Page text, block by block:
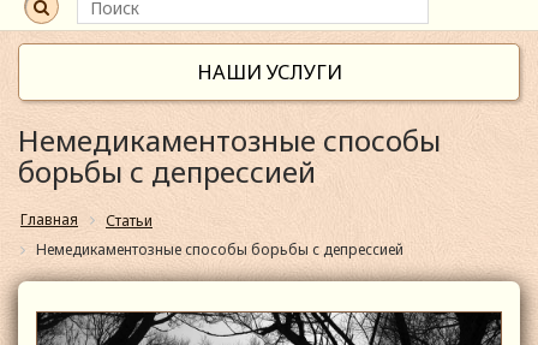
НАШИ УСЛУГИ
Немедикаментозные способы
борьбы с депрессией
Главная
Статьи
Немедикаментозные способы борьбы с депрессией